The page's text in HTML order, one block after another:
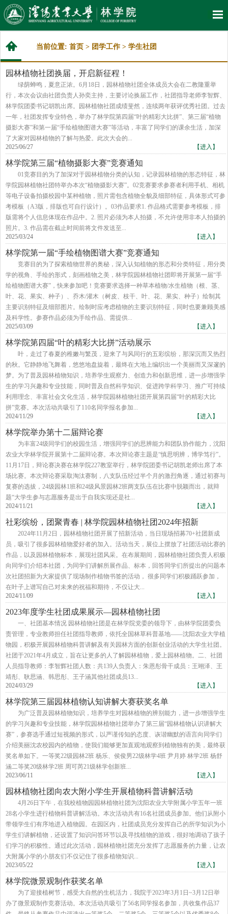
当前位置: 首页 > 团学工作> 学生社团
园林植物社团换届，开启新征程！
绿荫蝉鸣，夏意正浓。6月18日，园林植物社团全体成员大会在二教隆重举
行，本次会议由社团负责人孙奕主持，主要讨论换届工作，社团指导老师李智辉、
林学院团委书记胡凯出席。园林植物社团成绩斐然，连续两年获评优秀社团。过去
一年，社团发挥专业特色，举办了林学院第四届“叶的精彩大比拼”、第三届“植物
摄影大赛”和第一届“手绘植物图谱大赛”等活动，丰富了同学们的课余生活，加深
了大家对园林植物的了解与热爱。此次大会的...
【进入】
2025/06/27
林学院第三届“植物摄影大赛”竞赛通知
01竞赛目的为了加深对于园林植物分类的认知，记录园林植物的形态特征，林
学院园林植物社团特举办本次“植物摄影大赛”。02竞赛要求参赛者利用手机、相机
等电子设备拍摄校园中某种植物，照片需包含植物全貌及细部特征，具体形式可参
考模板（A3版，排版也可自行设计）。03作品要求1. 作品格式需要参考模板，排
版需将个人信息体现在作品中。2. 照片必须为本人拍摄，不允许使用非本人拍摄的
照片。3. 作品需在截止时间前将文件发送至...
【进入】
2025/03/24
林学院第一届“手绘植物图谱大赛”竞赛通知
竞赛目的为了探索植物世界的奥秘，深入认知植物的形态和分类特征，用分类
学的视角、手绘的形式，刻画植物之美，林学院园林植物社团即将开展第一届“手
绘植物图谱大赛”，快来参加吧！竞赛要求选择一种草本植物/水生植物（根、茎、
叶、花、果实、种子）、乔木/灌木（树皮、枝干、叶、花、果实、种子）绘制其
主要识别特征及细部图片。绘制时应考虑植物的主要识别特征，同时也要兼顾美感
及科学性。参赛作品必须为手绘作品、需提供...
【进入】
2025/03/09
林学院第四届“叶的精彩大比拼”活动展示
叶，走过了春夏的稚嫩与繁茂，迎来了与风同行的五彩缤纷，那深沉而又热烈
的秋。它静静地飞舞着，悠悠地盘旋着，最终在大地上编织出一个美丽而又深邃的
梦。为了普及园林植物知识，培养学生观察力、创造力和创新思维，进一步增强学
生的学习兴趣和专业技能，同时普及自然科学知识、促进跨学科学习、推广可持续
利用理念、丰富社会文化生活，林学院园林植物社团开展第四届“叶的精彩大比
拼”竞赛。本次活动共吸引了110名同学报名参加...
【进入】
2024/11/29
林学院举办第十二届辩论赛
为丰富24级同学们的校园生活，增强同学们的思辨能力和团队协作能力，沈阳
农业大学林学院开展第十二届辩论赛。本次辩论赛主题是“慎思明辨，博学笃行”。
11月17日，辩论赛决赛在林学院227教室举行，林学院团委书记胡凯老师出席了本
场比赛。本次辩论赛采取淘汰赛制，八支队伍经过半个月的激烈角逐，通过初赛与
复赛的选拔，24级园林1班和24级风景园林2班两支队伍在比赛中脱颖而出，就辩
题“大学生参与志愿服务是出于自我实现还是社...
【进入】
2024/11/21
社彩缤纷，团聚青春 | 林学院园林植物社团2024年招新
2024年11月2日，园林植物社团开展了招新活动，当日现场招募70+社团新成
员，吸引了很多园林植物爱好者的加入。活动当天，展位上摆放了社团活动比赛的
作品，以及园林植物标本，展现社团风采。在布展期间，园林植物社团负责人积极
向同学们介绍本社团，为同学们讲解所展作品、标本，回答同学们所提出的问题本
次社团招新为大家提供了现场制作植物书签的活动， 很多同学们积极踊跃参加，
在叶子上谱写自己对未来的祝福和期待，不仅让大...
【进入】
2024/11/09
2023年度学生社团成果展示—园林植物社团
​一、社团基本情况 园林植物社团是在林学院党委的领导下，由林学院团委负
责管理，专业教师担任社团指导教师，依托全国林草科普基地——沈阳农业大学植
物园，积极开展园林植物科普讲解及有关园林方面的创新创业活动的大学生社团。
社团于2021年4月成立，旨在让更多的人了解园林植物，爱上园林植物。二、社团
人员指导教师：李智辉社团人数：共139人负责人：朱恩彤骨干成员：王翊泽、王
靖彤、耿思涵、韩思彤、王子涵其他社团成员13...
【进入】
2024/03/29
林学院第三届园林植物认知讲解大赛获奖名单
为广泛普及园林植物知识，培养学生对园林植物的辨别能力，进一步增强学生
的学习兴趣和专业技能，林学院园林植物社团举办了第三届“园林植物认识讲解大
赛”，参赛选手通过短视频的形式，以严谨传知的态度、诙谐幽默的语言向同学们
介绍美丽沈农校园内的植物，使我们能够更加直观地观察到植物独有的美，最终获
奖名单如下。一等奖22级园林2班 杨乐、侯俊男22级林学4班 尹月婷 林学2班 杨舒
涵二等奖20级林学2班 周可芮21级林学创新班...
【进入】
2023/06/11
园林植物社团向农大附小学生开展植物科普讲解活动
4月26日下午，在我校植物园园林植物社团为沈阳农业大学附属小学五年一班
28名小学生进行植物科普讲解活动。本次活动共有16名社团成员参加。他们从附小
带领学生们有序地进入植物园。在园区内，社团成员充分发挥自己的所学知识为小
学生们讲解植物，还设置了知识问答环节以及寻找植物的游戏，很好地调动了孩子
们学习的积极性。通过此次活动，园林植物社团充分发挥了志愿服务的力量，让农
大附属小学的小朋友们不仅记住了很多植物知识...
【进入】
2023/05/22
林学院微景观制作获奖名单
为了迎接植树节，感受大自然的生机活力，我院于2023年3月1日~3月12日举
办了微景观制作竞赛活动。本次活动共吸引了56名同学报名参加，共收集作品37